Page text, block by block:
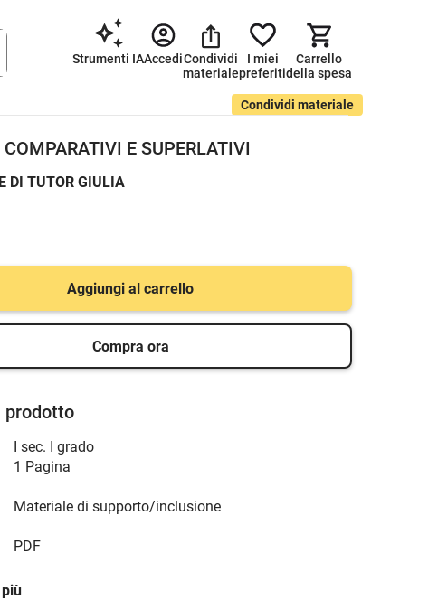
Strumenti IAAccediCondividi
materiale
I miei
preferiti
Carrello
della spesa
Condividi materiale
E SUPERLATIVI
DI TUTOR GIULIA
Aggiungi al carrello
Compra ora
prodotto
I sec. I grado
1 Pagina
Materiale di supporto/inclusione
PDF